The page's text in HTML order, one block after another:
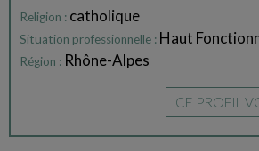
Religion : catholique
Situation professionnelle : Haut
Région : Rhône-Alpes
CE PROFIL